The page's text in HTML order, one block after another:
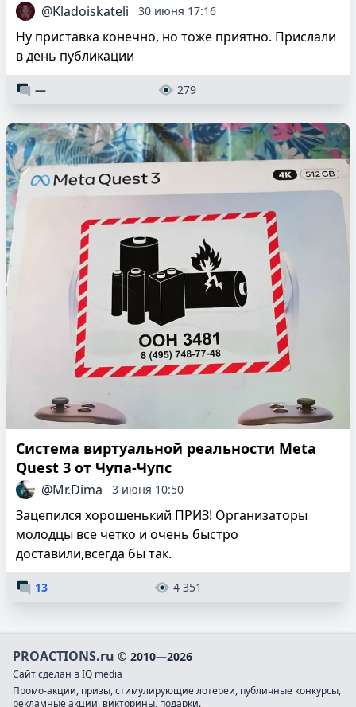
@Kladoiskateli 30 июня 17:16
Ну приставка конечно, но тоже приятно. Прислали
в день публикации
— 279
Система виртуальной реальности Meta
Quest 3 от Чупа-Чупс
@Mr.Dima 3 июня 10:50
Зацепился хорошенький ПРИЗ! Организаторы
молодцы все четко и очень быстро
доставили,всегда бы так.
13 4 351
PROACTIONS.ru © 2010—2026
Сайт сделан в IQ media
Промо-акции, призы, стимулирующие лотереи, публичные конкурсы,
рекламные акции, викторины, подарки.